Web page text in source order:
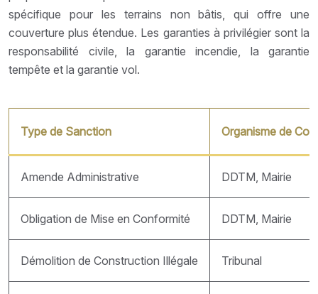
spécifique pour les terrains non bâtis, qui offre une
couverture plus étendue. Les garanties à privilégier sont la
responsabilité civile, la garantie incendie, la garantie
tempête et la garantie vol.
Type de Sanction Organisme de
Amende Administrative DDTM, Mairie
Obligation de Mise en Conformité DDTM, Mairie
Démolition de Construction Illégale Tribunal